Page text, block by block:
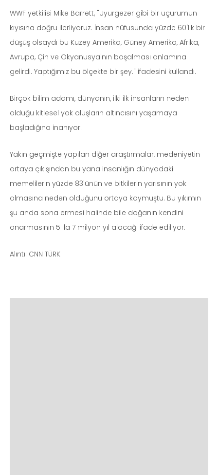
WWF yetkilisi Mike Barrett, "Uyurgezer gibi bir uçurumun
kıyısına doğru ilerliyoruz. İnsan nüfusunda yüzde 60'lık bir
düşüş olsaydı bu Kuzey Amerika, Güney Amerika, Afrika,
Avrupa, Çin ve Okyanusya'nın boşalması anlamına
gelirdi. Yaptığımız bu ölçekte bir şey." ifadesini kullandı.
Birçok bilim adamı, dünyanın, ilki ilk insanların neden
olduğu kitlesel yok oluşların altıncısını yaşamaya
başladığına inanıyor.
Yakın geçmişte yapılan diğer araştırmalar, medeniyetin
ortaya çıkışından bu yana insanlığın dünyadaki
memelilerin yüzde 83'ünün ve bitkilerin yarısının yok
olmasına neden olduğunu ortaya koymuştu. Bu yıkımın
şu anda sona ermesi halinde bile doğanın kendini
onarmasının 5 ila 7 milyon yıl alacağı ifade ediliyor.
Alıntı: CNN TÜRK